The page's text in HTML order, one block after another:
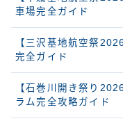
車場完全ガイド
【三沢基地航空祭
完全ガイド
【石巻川開き祭り
ラム完全攻略ガイド